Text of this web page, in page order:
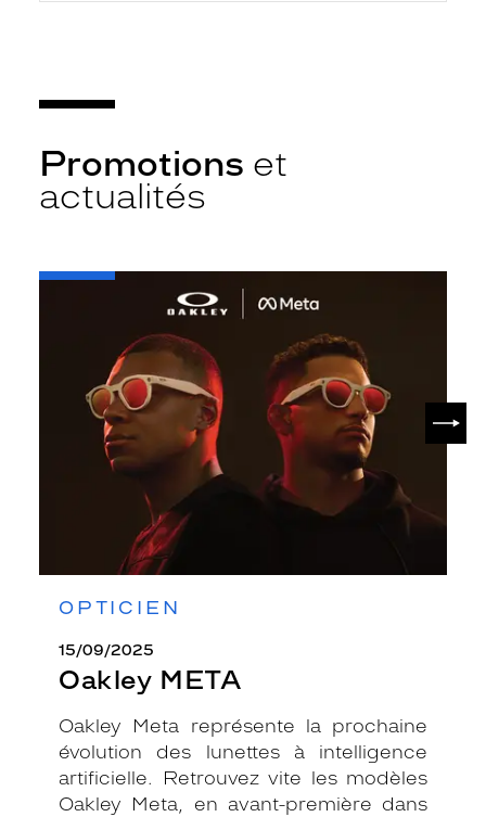
Promotions et
actualités
OPTICIEN
15/09/2025
Oakley META
Oakley Meta représente la prochaine
évolution des lunettes à intelligence
artificielle. Retrouvez vite les modèles
Oakley Meta, en avant-première dans
-